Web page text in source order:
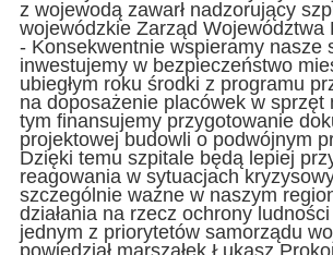
z wojewodą zawarł nadzorujący
wojewódzkie Zarząd Województwa
- Konsekwentnie wspieramy nasze
inwestujemy w bezpieczeństwo
ubiegłym roku środki z programu
na doposażenie placówek w sprzęt
tym finansujemy przygotowanie
projektowej budowli o podwójnym
Dzięki temu szpitale będą lepiej
reagowania w sytuacjach
szczególnie ważne w naszym
działania na rzecz ochrony
jednym z priorytetów samorządu
powiedział marszałek Łukasz